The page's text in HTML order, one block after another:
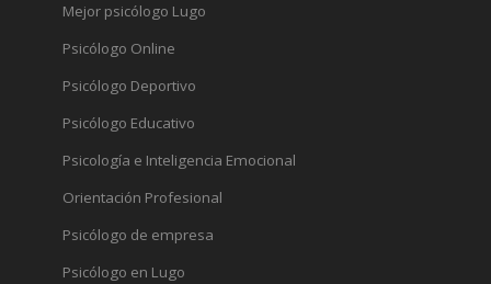
Mejor psicólogo Lugo
Psicólogo Online
Psicólogo Deportivo
Psicólogo Educativo
Psicología e Inteligencia Emocional
Orientación Profesional
Psicólogo de empresa
Psicólogo en Lugo